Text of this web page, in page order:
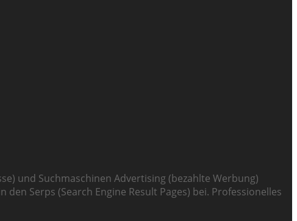
und Suchmaschinen Advertising (bezahlte Werbung)
Serps (Search Engine Result Pages) bei. Professionelles